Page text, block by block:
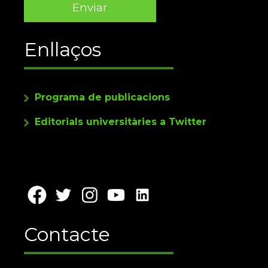
Enllaços
Programa de publicacions
Editorials universitàries a Twitter
Contacte